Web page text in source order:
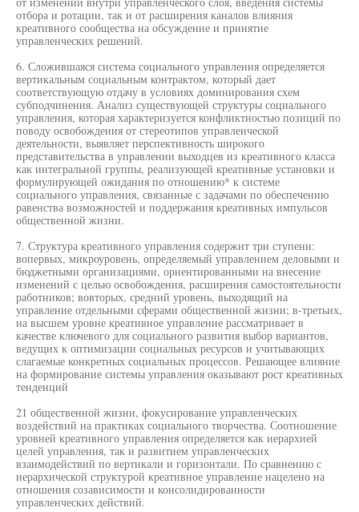
отбора и ротации, так и от расширения каналов влияния
креативного сообщества на обсуждение и принятие
управленческих решений.
6. Сложившаяся система социального управления определяется
вертикальным социальным контрактом, который дает
соответствующую отдачу в условиях доминирования схем
субподчинения. Анализ существующей структуры социального
управления, которая характеризуется конфликтностью позиций по
поводу освобождения от стереотипов управленческой
деятельности, выявляет перспективность широкого
представительства в управлении выходцев из креативного класса
как интегральной группы, реализующей креативные установки и
формулирующей ожидания по отношению* к системе
социального управления, связанные с задачами по обеспечению
равенства возможностей и поддержания креативных импульсов
общественной жизни.
7. Структура креативного управления содержит три ступени:
вопервых, микроуровень, определяемый управлением деловыми и
бюджетными организациями, ориентированными на внесение
изменений с целью освобождения, расширения самостоятельности
работников; вовторых, средний уровень, выходящий на
управление отдельными сферами общественной жизни; в-третьих,
на высшем уровне креативное управление рассматривает в
качестве ключевого для социального развития выбор вариантов,
ведущих к оптимизации социальных ресурсов и учитывающих
слагаемые конкретных социальных процессов. Решающее влияние
на формирование системы управления оказывают рост креативных
тенденций
21 общественной жизни, фокусирование управленческих
воздействий на практиках социального творчества. Соотношение
уровней креативного управления определяется как иерархией
целей управления, так и развитием управленческих
взаимодействий по вертикали и горизонтали. По сравнению с
иерархической структурой креативное управление нацелено на
отношения созависимости и консолидированности
управленческих действий.